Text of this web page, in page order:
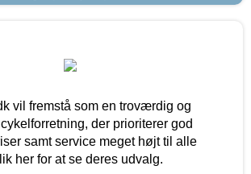
vil fremstå som en troværdig og
der prioriterer god
samt service meget højt til alle
her for at se deres udvalg.